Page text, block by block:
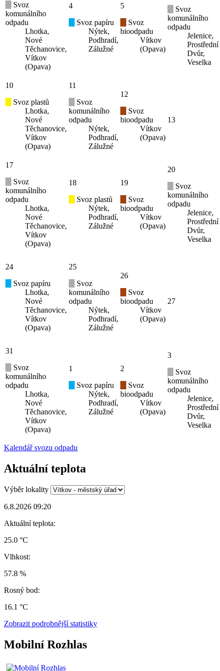
Svoz
komunálního
odpadu
Lhotka,
Nové
Těchanovice,
Vítkov
(Opava)
4
Svoz papíru
Nýtek,
Podhradí,
Zálužné
5
Svoz
bioodpadu
Vítkov
(Opava)
Svoz
komunálního
odpadu
Jelenice,
Prostřední
Dvůr,
Veselka
10
Svoz plastů
Lhotka,
Nové
Těchanovice,
Vítkov
(Opava)
11
Svoz
komunálního
odpadu
Nýtek,
Podhradí,
Zálužné
12
Svoz
bioodpadu
Vítkov
(Opava)
13
17
Svoz
komunálního
odpadu
Lhotka,
Nové
Těchanovice,
Vítkov
(Opava)
18
Svoz plastů
Nýtek,
Podhradí,
Zálužné
19
Svoz
bioodpadu
Vítkov
(Opava)
20
Svoz
komunálního
odpadu
Jelenice,
Prostřední
Dvůr,
Veselka
24
Svoz papíru
Lhotka,
Nové
Těchanovice,
Vítkov
(Opava)
25
Svoz
komunálního
odpadu
Nýtek,
Podhradí,
Zálužné
26
Svoz
bioodpadu
Vítkov
(Opava)
27
31
Svoz
komunálního
odpadu
Lhotka,
Nové
Těchanovice,
Vítkov
(Opava)
1
Svoz papíru
Nýtek,
Podhradí,
Zálužné
2
Svoz
bioodpadu
Vítkov
(Opava)
3
Svoz
komunálního
odpadu
Jelenice,
Prostřední
Dvůr,
Veselka
Kalendář svozu odpadu
Aktuální teplota
Výběr lokality
6.8.2026 09:20
Aktuální teplota:
25.0 °C
Vlhkost:
57.8 %
Rosný bod:
16.1 °C
Zobrazit podrobnější statistiky
Mobilní Rozhlas